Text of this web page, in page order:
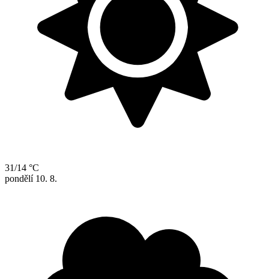
31/14 °C
pondělí 10. 8.